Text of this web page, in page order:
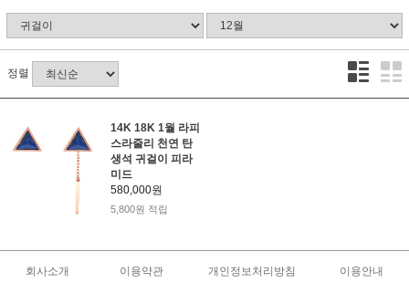
정렬
14K 18K 1월 라피
스라줄리 천연 탄
생석 귀걸이 피라
미드
580,000원
5,800원 적립
회사소개 이용약관 개인정보처리방침 이용안내